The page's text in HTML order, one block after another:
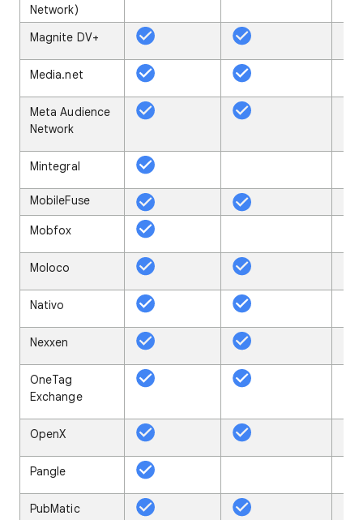
Network)
Magnite DV+
Media.net
Meta Audience
Network
Mintegral
MobileFuse
Mobfox
Moloco
Nativo
Nexxen
OneTag
Exchange
OpenX
Pangle
PubMatic